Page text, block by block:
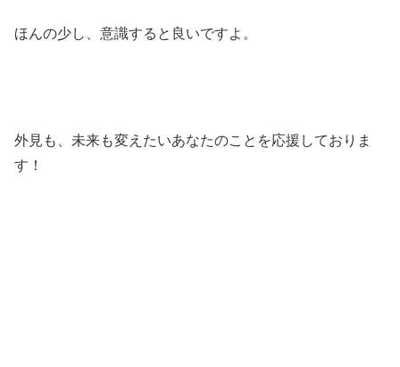
ほんの少し、意識すると良いですよ。
外見も、未来も変えたいあなたのことを応援しておりま
す！